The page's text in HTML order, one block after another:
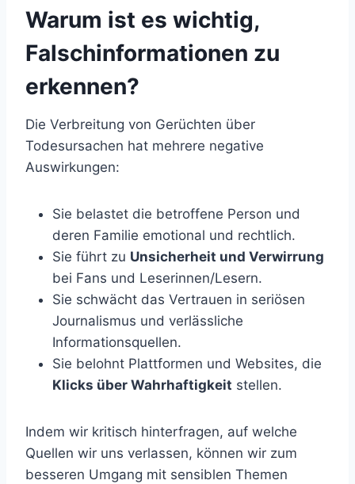
Warum ist es wichtig,
Falschinformationen zu
erkennen?
Die Verbreitung von Gerüchten über
Todesursachen hat mehrere negative
Auswirkungen:
Sie belastet die betroffene Person und
deren Familie emotional und rechtlich.
Sie führt zu Unsicherheit und Verwirrung
bei Fans und Leserinnen/Lesern.
Sie schwächt das Vertrauen in seriösen
Journalismus und verlässliche
Informationsquellen.
Sie belohnt Plattformen und Websites, die
Klicks über Wahrhaftigkeit stellen.
Indem wir kritisch hinterfragen, auf welche
Quellen wir uns verlassen, können wir zum
besseren Umgang mit sensiblen Themen